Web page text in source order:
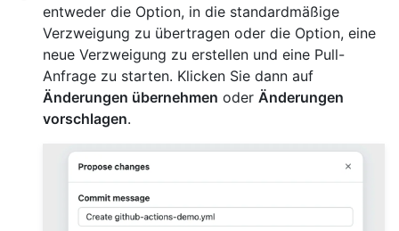
entweder die Option, in die standardmäßige
Verzweigung zu übertragen oder die Option, eine
neue Verzweigung zu erstellen und eine Pull-
Anfrage zu starten. Klicken Sie dann auf
Änderungen übernehmen oder Änderungen
vorschlagen.